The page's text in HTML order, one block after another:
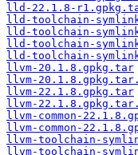
lld-22.1.8-
lld-toolchain-
lld-toolchain-
lld-toolchain-
lld-toolchain-
llvm-20.1.8.gpkg.tar
llvm-
llvm-22.1.8.gpkg.tar
llvm-
llvm-common-
llvm-common-
llvm-toolchain-
llvm-toolchain-